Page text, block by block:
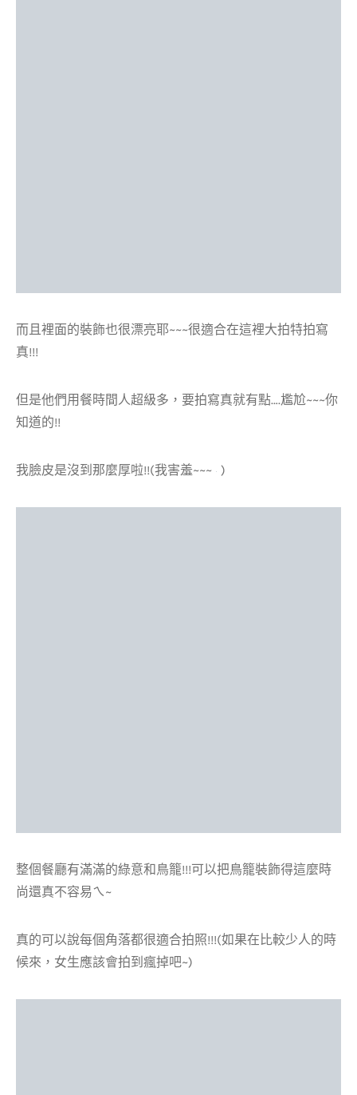
而且裡面的裝飾也很漂亮耶~~~很適合在這裡大拍特拍寫
真!!!
但是他們用餐時間人超級多，要拍寫真就有點….尷尬~~~你
知道的!!
我臉皮是沒到那麼厚啦!!(我害羞~~~ )
整個餐廳有滿滿的綠意和鳥籠!!!可以把鳥籠裝飾得這麼時
尚還真不容易ㄟ~
真的可以說每個角落都很適合拍照!!!(如果在比較少人的時
候來，女生應該會拍到瘋掉吧~)